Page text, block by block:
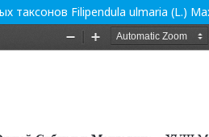
Filipendula ulmaria (L.)